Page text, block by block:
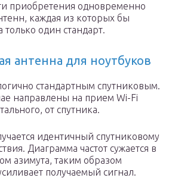
приобретения одновременно
каждая из которых бы
один стандарт.
антенна для ноутбуков
стандартным спутниковым.
направлены на прием Wi-Fi
от спутника.
идентичный спутниковому
Диаграмма частот сужается в
азимута, таким образом
получаемый сигнал.